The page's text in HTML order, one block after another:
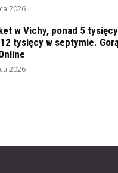
2026
w Vichy, ponad 5
tysięcy w septymie.
2026